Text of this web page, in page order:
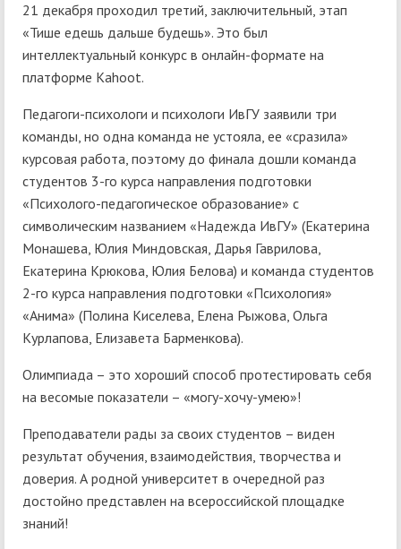
21 декабря проходил третий, заключительный, этап
«Тише едешь дальше будешь». Это был
интеллектуальный конкурс в онлайн-формате на
платформе Kahoot.
Педагоги-психологи и психологи ИвГУ заявили три
команды, но одна команда не устояла, ее «сразила»
курсовая работа, поэтому до финала дошли команда
студентов 3-го курса направления подготовки
«Психолого-педагогическое образование» с
символическим названием «Надежда ИвГУ» (Екaтерина
Монашева, Юлия Миндовская, Дарья Гаврилова,
Екатерина Крюкова, Юлия Белова) и команда студентов
2-го курса направления подготовки «Психология»
«Анима» (Полина Киселева, Елена Рыжова, Ольга
Курлапова, Елизавета Барменкова).
Олимпиада – это хороший способ протестировать себя
на весомые показатели – «могу-хочу-умею»!
Преподаватели рады за своих студентов – виден
результат обучения, взаимодействия, творчества и
доверия. А родной университет в очередной раз
достойно представлен на всероссийской площадке
знаний!